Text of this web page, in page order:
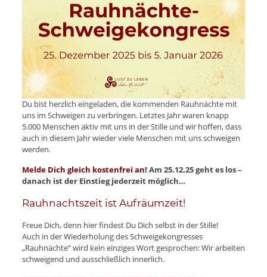
Du bist herzlich eingeladen, die kommenden Rauhnächte mit
uns im Schweigen zu verbringen. Letztes Jahr waren knapp
5.000 Menschen aktiv mit uns in der Stille und wir hoffen, dass
auch in diesem Jahr wieder viele Menschen mit uns schweigen
werden.
Melde Dich gleich kostenfrei an! Am 25.12.25 geht es los –
danach ist der Einstieg jederzeit möglich…
Rauhnachtszeit ist Aufräumzeit!
Freue Dich, denn hier findest Du Dich selbst in der Stille!
Auch in der Wiederholung des Schweigekongresses
„Rauhnächte“ wird kein einziges Wort gesprochen: Wir arbeiten
schweigend und ausschließlich innerlich.